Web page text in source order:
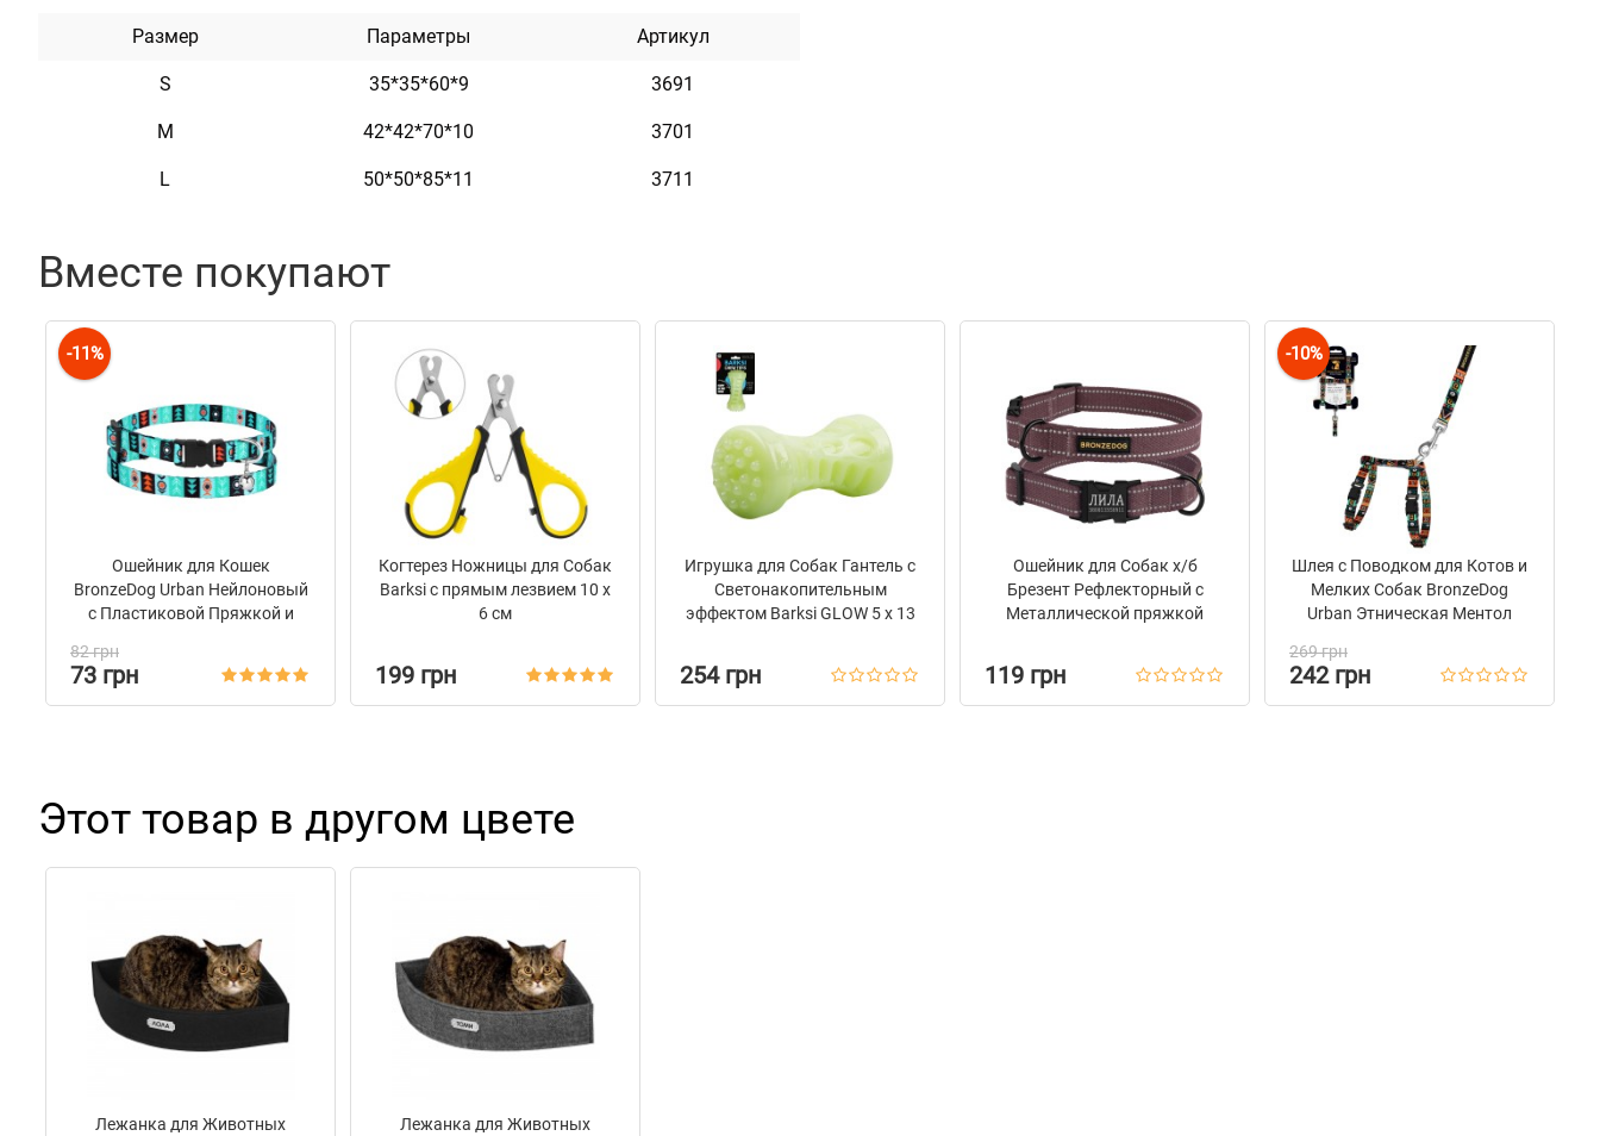
со временем он не сотрется и не потускнеет.
Характеристики
Цвет
Размер Параметры Артикул
S 35*35*60*9 3691
М 42*42*70*10 3701
L 50*50*85*11 3711
Вместе покупают
-11%
Ошейник для Кошек
BronzeDog Urban Нейлоновый
с Пластиковой Пряжкой и
82 грн
73 грн
Когтерез Ножницы для Собак
Barksi с прямым лезвием 10 х
6 см
199 грн
Игрушка для Собак Гантель с
Светонакопительным
эффектом Barksi GLOW 5 х 13
254 грн
Ошейник для Собак х/б
Брезент Рефлекторный c
Металлической пряжкой
119 грн
-10%
Шлея с Поводком для Котов и
Мелких Собак BronzeDog
Urban Этническая Ментол
269 грн
242 грн
Этот товар в другом цвете
Лежанка для Животных
Лежанка для Животных